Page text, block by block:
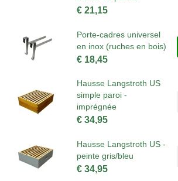
€ 21,15
Porte-cadres universel
en inox (ruches en bois)
€ 18,45
Hausse Langstroth US
simple paroi -
imprégnée
€ 34,95
Hausse Langstroth US -
peinte gris/bleu
€ 34,95